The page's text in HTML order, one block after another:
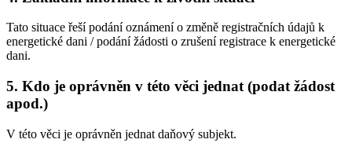
Tato situace řeší podání oznámení o změně registračních údajů k
energetické dani / podání žádosti o zrušení registrace k energetické
dani.
5. Kdo je oprávněn v této věci jednat (podat žádost
apod.)
V této věci je oprávněn jednat daňový subjekt.